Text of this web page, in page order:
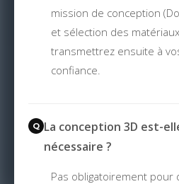
mission de conception
et sélection des
transmettrez ensuite à
confiance.
La conception 3D est-
nécessaire ?
Pas obligatoirement pour